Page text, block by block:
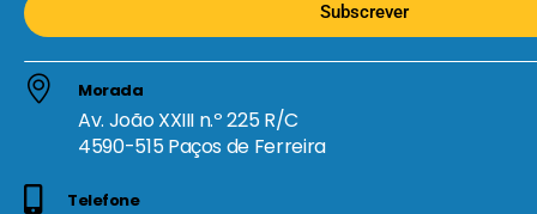
Subscrever
Morada
Av. João XXIII n.º 225 R/C
4590-515 Paços de Ferreira
Telefone